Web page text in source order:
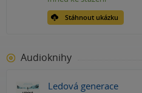
Stáhnout ukázku
Audioknihy
Ledová generace